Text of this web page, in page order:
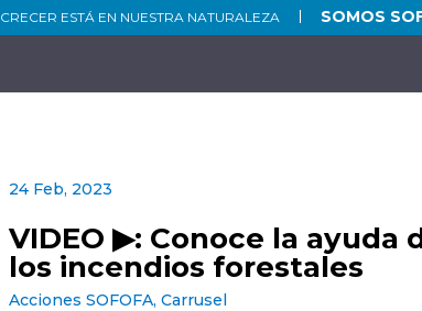
ESTÁ EN NUESTRA NATURALEZA SOMOS
24 Feb, 2023
VIDEO ▶: Conoce la
los incendios forestales
Acciones SOFOFA,Carrusel